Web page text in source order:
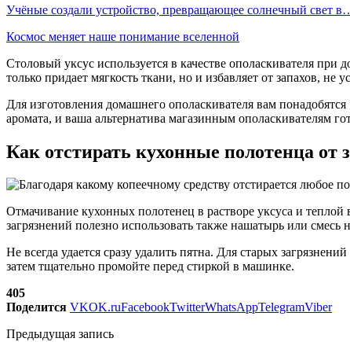
Учёные создали устройство, превращающее солнечный свет
Космос меняет наше понимание вселенной
Столовый уксус используется в качестве ополаскивателя
только придает мягкость ткани, но и избавляет от запахов, не
Для изготовления домашнего ополаскивателя вам
аромата, и ваша альтернатива магазинным ополаскивателям
Как отстирать кухонные полотенца от
Отмачивание кухонных полотенец в растворе уксуса и
загрязнений полезно использовать также нашатырь или смесь
Не всегда удается сразу удалить пятна. Для старых
затем тщательно промойте перед стиркой в машинке.
405
Поделится VKOK.ruFacebookTwitterWhatsAppTelegramViber
Предыдущая запись